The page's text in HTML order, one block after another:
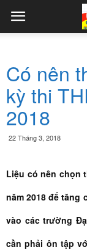
Có nên
kỳ thi
2018
22 Tháng 3, 2018
Liệu có nên chọn
năm 2018 để
vào các trường
cần phải ôn tập